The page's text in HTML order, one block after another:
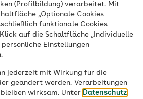
(Profilbildung) verarbeitet. Mit
„Optionale Cookies
funktionale Cookies
auf die Schaltfläche „Individuelle
persönliche Einstellungen
jederzeit mit Wirkung für die
geändert werden. Verarbeitungen
wirksam. Unter Datenschutz
die AOK